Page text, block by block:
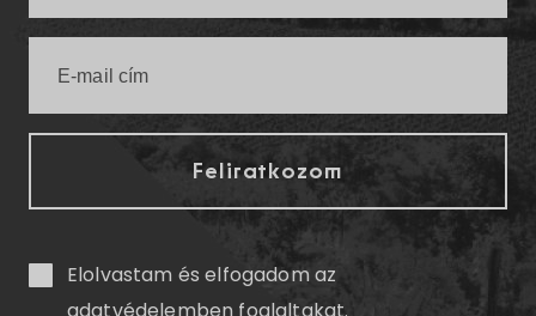
Elolvastam és elfogadom az